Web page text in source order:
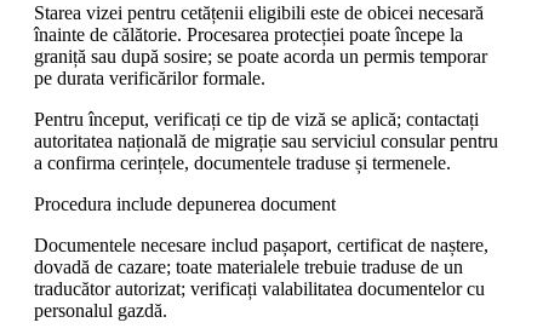
Starea vizei pentru cetățenii eligibili este de obicei necesară
înainte de călătorie. Procesarea protecției poate începe la
graniță sau după sosire; se poate acorda un permis temporar
pe durata verificărilor formale.
Pentru început, verificați ce tip de viză se aplică; contactați
autoritatea națională de migrație sau serviciul consular pentru
a confirma cerințele, documentele traduse și termenele.
Procedura include depunerea document
Documentele necesare includ pașaport, certificat de naștere,
dovadă de cazare; toate materialele trebuie traduse de un
traducător autorizat; verificați valabilitatea documentelor cu
personalul gazdă.